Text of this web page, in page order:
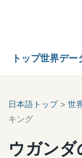
トップ世界デー
日本語トップ> 世
キング
ウガンダ